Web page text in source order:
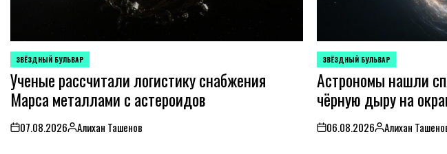
POSTED
IN
ЗВЁЗДНЫЙ БУЛЬВАР
Ученые рассчитали логистику снабжения
Марса металлами с астероидов
on07.08.2026Posted
Алихан Ташенов
POSTED
IN
ЗВЁЗДНЫЙ БУЛЬВАР
Астрономы нашли
чёрную дыру на
on06.08.2026Posted
Алихан